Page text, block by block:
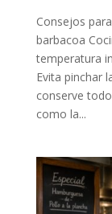
Consejos
barbacoa
temperatura
Evita pinchar
conserve
como la...